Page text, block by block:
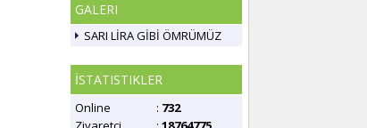
GALERI
SARI LİRA GİBİ ÖMRÜMÜZ
İSTATISTIKLER
Online : 732